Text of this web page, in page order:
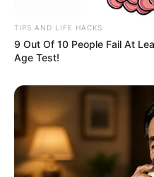
TIPS AND LIFE HACKS
9 Out Of 10 People Fail At
Age Test!